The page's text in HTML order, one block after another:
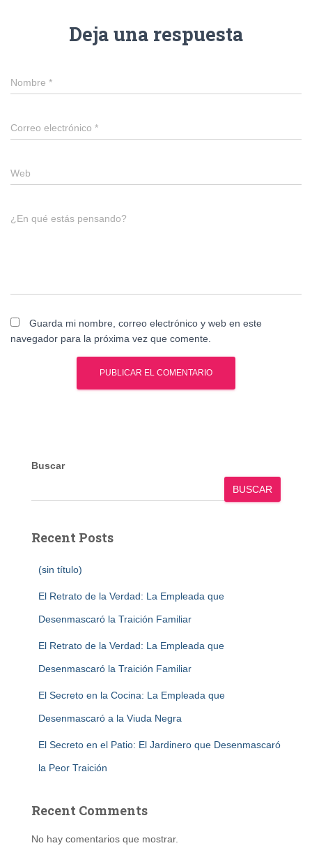
Deja una respuesta
Nombre *
Correo electrónico *
Web
¿En qué estás pensando?
Guarda mi nombre, correo electrónico y web en este
navegador para la próxima vez que comente.
Buscar
BUSCAR
Recent Posts
(sin título)
El Retrato de la Verdad: La Empleada que
Desenmascaró la Traición Familiar
El Retrato de la Verdad: La Empleada que
Desenmascaró la Traición Familiar
El Secreto en la Cocina: La Empleada que
Desenmascaró a la Viuda Negra
El Secreto en el Patio: El Jardinero que Desenmascaró
la Peor Traición
Recent Comments
No hay comentarios que mostrar.